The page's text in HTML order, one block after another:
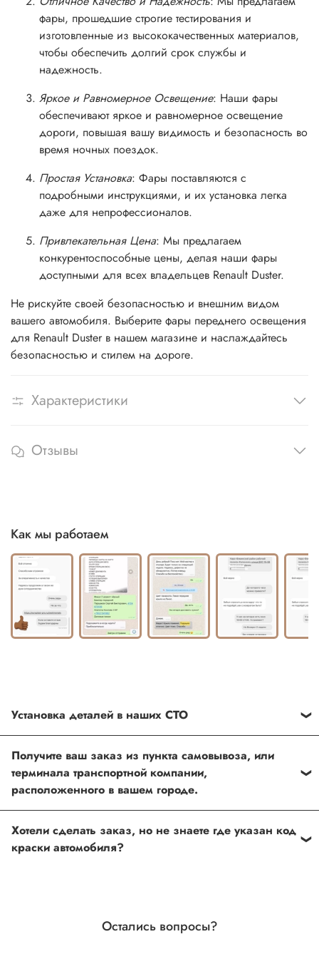
фары, прошедшие строгие тестирования и
изготовленные из высококачественных материалов,
чтобы обеспечить долгий срок службы и
надежность.
Яркое и Равномерное Освещение: Наши фары
обеспечивают яркое и равномерное освещение
дороги, повышая вашу видимость и безопасность во
время ночных поездок.
Простая Установка: Фары поставляются с
подробными инструкциями, и их установка легка
даже для непрофессионалов.
Привлекательная Цена: Мы предлагаем
конкурентоспособные цены, делая наши фары
доступными для всех владельцев Renault Duster.
Не рискуйте своей безопасностью и внешним видом
вашего автомобиля. Выберите фары переднего освещения
для Renault Duster в нашем магазине и наслаждайтесь
безопасностью и стилем на дороге.
Характеристики
Отзывы
Как мы работаем
Установка деталей в наших СТО
можно установить в любом из наших установочных
центров по Москве
Получите ваш заказ из пункта самовывоза, или
терминала транспортной компании,
расположенного в вашем городе.
нашим менеджером
Хотели сделать заказ, но не знаете где указан код
краски автомобиля?
менеджеру по форме обратной связи, на Whats up, либо
Остались вопросы?